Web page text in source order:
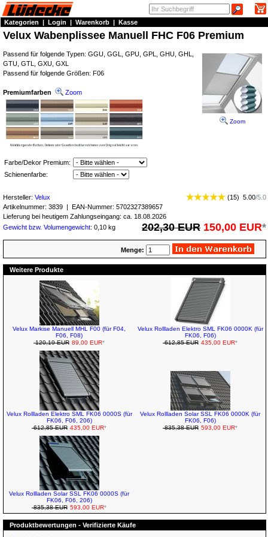
Kategorien | Login | Warenkorb | Kasse
Velux Wabenplissee Manuell FHC F06 Premium
Zoom
Passend für folgende Typen: GGU, GGL, GPU, GPL, GHU, GHL,
GTU, GTL, GXU, GXL
Passend für folgende Größen: F06
Premiumfarben Zoom
Farbe/Dekor Premium:
Schienenfarbe:
Hersteller: Velux (15) 5.00/5.0
Artikelnummer: 3839 | EAN-Nummer: 5702327389657
Lieferung bei heutigem Zahlungseingang: ca. 18.08.2026
Gewicht bzw. Volumengewicht: 0,10 kg 202,30 EUR 150,00 EUR*
Menge:
Weitere Produkte
Velux Markise Manuell MHL F00 (für F04,
F06, F08)
120,19 EUR 89,00 EUR*
Velux Rollladen Elektro SML FK06 0000K (für
FK06, F06)
612,85 EUR 435,00 EUR*
Velux Rollladen Elektro SML FK06 0000S (für
FK06, F06, 206)
612,85 EUR 435,00 EUR*
Velux Rollladen Solar SSL FK06 0000K (für
FK06, F06)
835,38 EUR 593,00 EUR*
Velux Rollladen Solar SSL FK06 0000S (für
FK06, F06, 206)
835,38 EUR 593,00 EUR*
Produktbewertungen - Verifizierte Käufe